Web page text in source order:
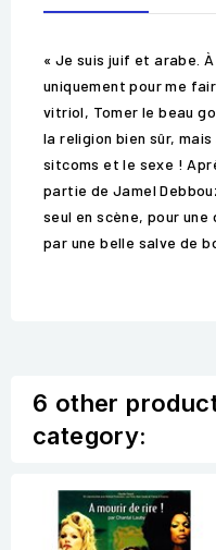
« Je suis juif et arabe.
uniquement pour me
vitriol, Tomer le beau
la religion bien sûr,
sitcoms et le sexe !
partie de Jamel
seul en scène, pour
par une belle salve de
6 other
category: